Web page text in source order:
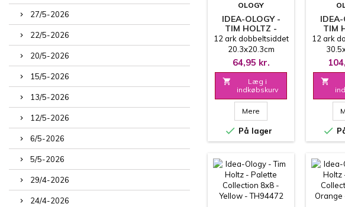
27/5-2026
22/5-2026
20/5-2026
15/5-2026
13/5-2026
12/5-2026
6/5-2026
5/5-2026
29/4-2026
24/4-2026
OLOGY
IDEA-OLOGY -
TIM HOLTZ -
PALETTE
COLLECTION 8X8
- TEAL - TH94475
12 ark dobbeltsiddet
20.3x20.3cm
64,95 kr.

Læg i
indkøbskurv
Mere
 På lager
TIM
12X12
12 ark

